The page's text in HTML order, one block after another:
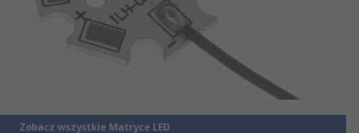
Zobacz wszystkie Matryce LED